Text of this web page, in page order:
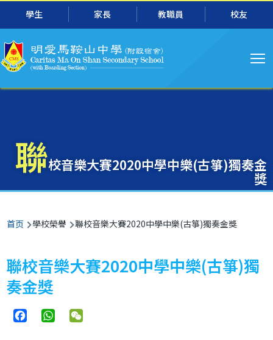
跳转到主要内容
學生 家長 教職員 校友
导
航
聯校音樂大賽2020中學中樂(古箏)獨奏金
獎
面
包
屑
首页 學校榮譽 聯校音樂大賽2020中學中樂(古箏)獨奏金獎
聯校音樂大賽2020中學中樂(古箏)獨
奏金獎
FacebookWhatsApp